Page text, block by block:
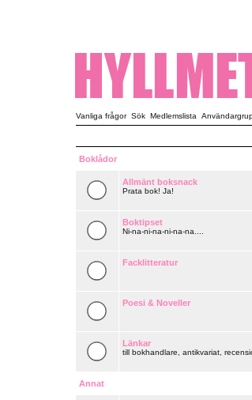
Vanliga frågor Sök Medlemslista
Boklådor
Allmänt boksnack
Prata bok! Ja!
Boktipset
Ni-na-ni-na-ni-na-na....
Facklitteratur
Poesi & Noveller
Länkar
till bokhandlare, antikvariat,
Annat